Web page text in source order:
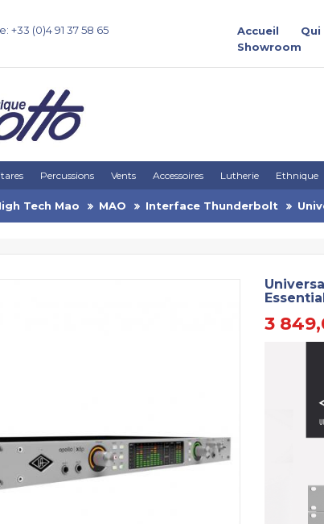
+33 (0)4 91 37 58 65 Accueil Qui
Showroom
Percussions Vents Accessoires Lutherie Ethnique
Tech Mao MAO Interface Thunderbolt
3